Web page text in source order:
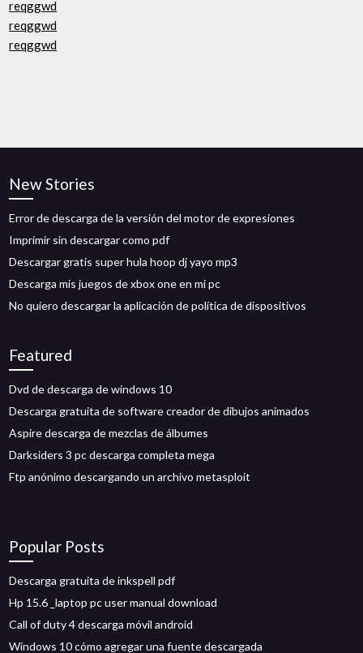
reqggwd
reqggwd
reqggwd
New Stories
Error de descarga de la versión del motor de expresiones
Imprimir sin descargar como pdf
Descargar gratis super hula hoop dj yayo mp3
Descarga mis juegos de xbox one en mi pc
No quiero descargar la aplicación de política de dispositivos
Featured
Dvd de descarga de windows 10
Descarga gratuita de software creador de dibujos animados
Aspire descarga de mezclas de álbumes
Darksiders 3 pc descarga completa mega
Ftp anónimo descargando un archivo metasploit
Popular Posts
Descarga gratuita de inkspell pdf
Hp 15.6 _laptop pc user manual download
Call of duty 4 descarga móvil android
Windows 10 cómo agregar una fuente descargada